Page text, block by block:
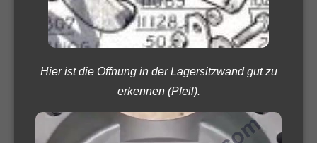
Hier ist die Öffnung in der Lagersitzwand gut zu
erkennen (Pfeil).